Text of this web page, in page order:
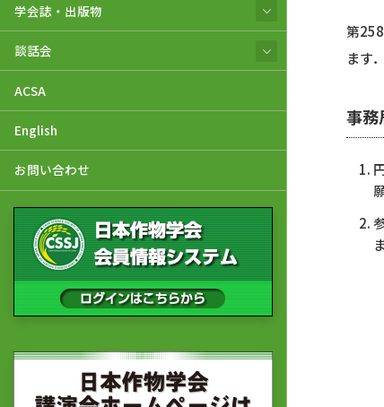
学会誌・出版物
談話会
ACSA
English
お問い合わせ
第
ます
事務